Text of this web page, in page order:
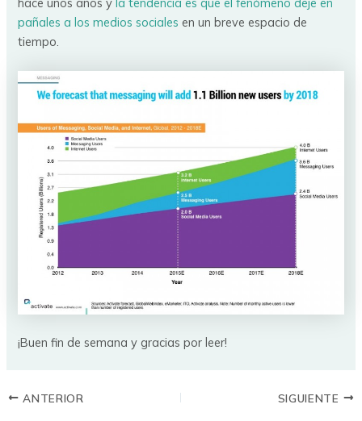
hace unos años y la tendencia es que el fenómeno deje en
pañales a los medios sociales en un breve espacio de
tiempo.
¡Buen fin de semana y gracias por leer!
ANTERIOR SIGUIENTE